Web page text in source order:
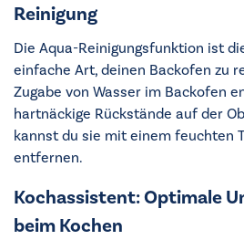
Reinigung
Die Aqua-Reinigungsfunktion ist
einfache Art, deinen Backofen zu
Zugabe von Wasser im Backofen
hartnäckige Rückstände auf der
kannst du sie mit einem feuchten
entfernen.
Kochassistent: Optimale
beim Kochen